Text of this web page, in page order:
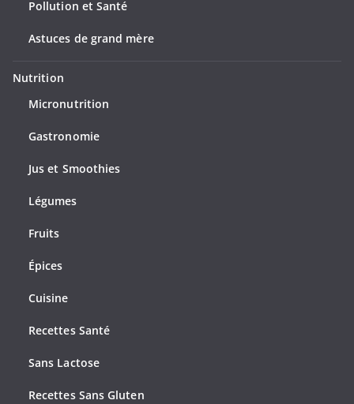
Pollution et Santé
Astuces de grand mère
Nutrition
Micronutrition
Gastronomie
Jus et Smoothies
Légumes
Fruits
Épices
Cuisine
Recettes Santé
Sans Lactose
Recettes Sans Gluten